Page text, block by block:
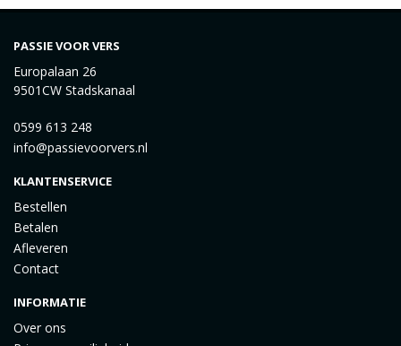
PASSIE VOOR VERS
Europalaan 26
9501CW Stadskanaal
0599 613 248
info@passievoorvers.nl
KLANTENSERVICE
Bestellen
Betalen
Afleveren
Contact
INFORMATIE
Over ons